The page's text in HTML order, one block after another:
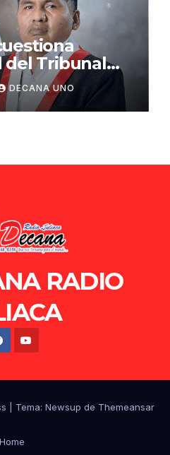
del Tribunal
tras liberación
DECANA UNO
RADIO
Tema: Newsup de Themeansar
Home